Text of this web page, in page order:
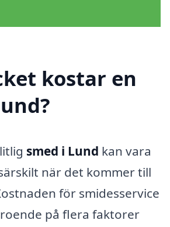
kostar en
smed i Lund kan vara
när det kommer till
för smidesservice
på flera faktorer